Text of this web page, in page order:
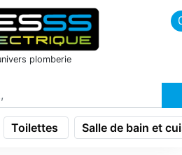
plomberie
Toilettes Salle de bain et